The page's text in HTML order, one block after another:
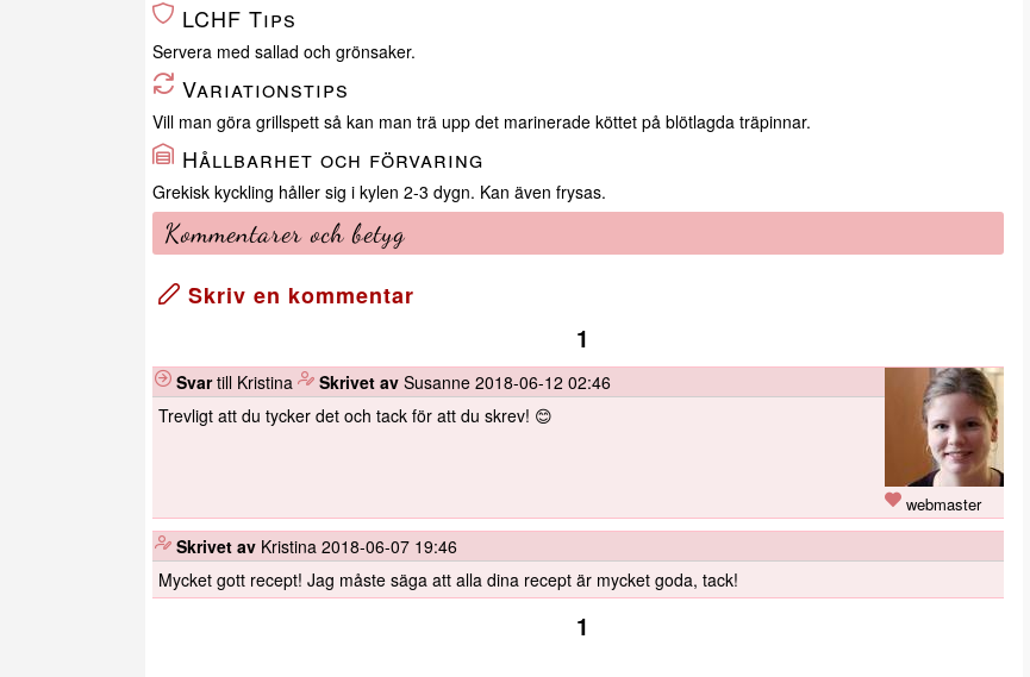
LCHF Tips
Servera med sallad och grönsaker.
Variationstips
Vill man göra grillspett så kan man trä upp det marinerade köttet på blötlagda träpinnar.
Hållbarhet och förvaring
Grekisk kyckling håller sig i kylen 2-3 dygn. Kan även frysas.
Kommentarer och betyg
Skriv en kommentar
1
webmaster
Svartill Kristina Skrivet av Susanne 2018-06-12 02:46
Trevligt att du tycker det och tack för att du skrev! 😊
Skrivet av Kristina 2018-06-07 19:46
Mycket gott recept! Jag måste säga att alla dina recept är mycket goda, tack!
1